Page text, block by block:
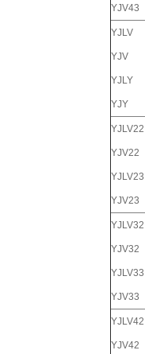
YJV43
YJLV
YJV
YJLY
YJY
YJLV22
YJV22
YJLV23
YJV23
YJLV32
YJV32
YJLV33
YJV33
YJLV42
YJV42